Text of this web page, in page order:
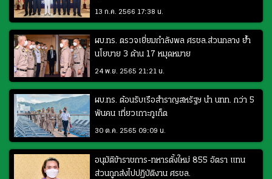
13 ก.ค. 2566 17:38 น.
ผบ.ทร. ตรวจเยี่ยมกำลังพล ศรชล.ส่วนกลาง ย้ำ
นโยบาย 3 ด้าน 17 หมุดหมาย
24 พ.ย. 2565 21:21 น.
ผบ.ทร. ต้อนรับเรือสำราญสหรัฐฯ นำ นทท. กว่า 5
พันคน เที่ยวเกาะภูเก็ต
30 ต.ค. 2565 09:09 น.
อนุมัติข้าราชการ-ทหารตั้งใหม่ 855 อัตรา แทน
ส่วนถูกส่งไปปฏิบัติงาน ศรชล.